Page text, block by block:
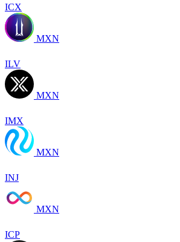
ICX
MXN
ILV
MXN
IMX
MXN
INJ
MXN
ICP